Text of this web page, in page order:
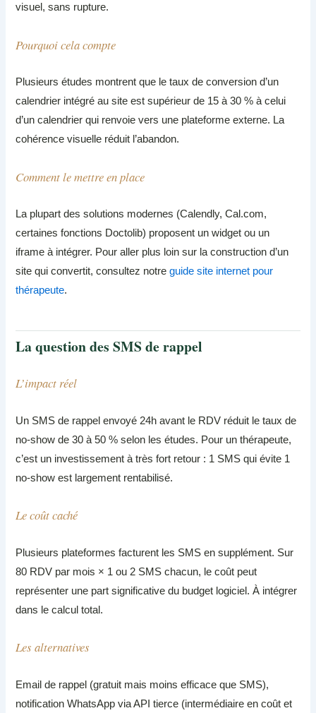
visuel, sans rupture.
Pourquoi cela compte
Plusieurs études montrent que le taux de conversion d’un
calendrier intégré au site est supérieur de 15 à 30 % à celui
d’un calendrier qui renvoie vers une plateforme externe. La
cohérence visuelle réduit l’abandon.
Comment le mettre en place
La plupart des solutions modernes (Calendly, Cal.com,
certaines fonctions Doctolib) proposent un widget ou un
iframe à intégrer. Pour aller plus loin sur la construction d’un
site qui convertit, consultez notreguide site internet pour
thérapeute.
La question des SMS de rappel
L’impact réel
Un SMS de rappel envoyé 24h avant le RDV réduit le taux de
no-show de 30 à 50 % selon les études. Pour un thérapeute,
c’est un investissement à très fort retour : 1 SMS qui évite 1
no-show est largement rentabilisé.
Le coût caché
Plusieurs plateformes facturent les SMS en supplément. Sur
80 RDV par mois × 1 ou 2 SMS chacun, le coût peut
représenter une part significative du budget logiciel. À intégrer
dans le calcul total.
Les alternatives
Email de rappel (gratuit mais moins efficace que SMS),
notification WhatsApp via API tierce (intermédiaire en coût et